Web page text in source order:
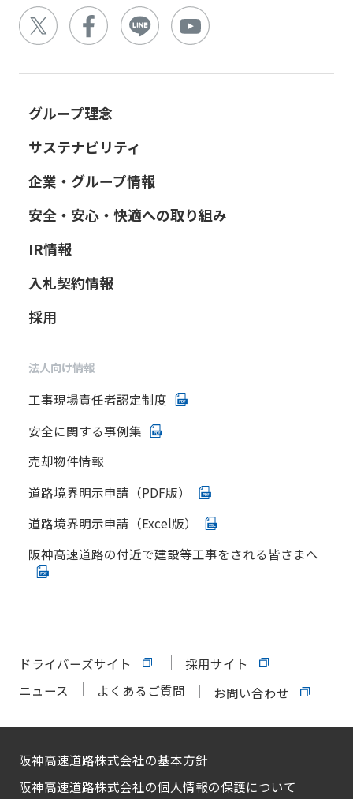
グループ理念
サステナビリティ
企業・グループ情報
安全・安心・快適への取り組み
IR情報
入札契約情報
採用
法人向け情報
工事現場責任者認定制度
安全に関する事例集
売却物件情報
道路境界明示申請（PDF版）
道路境界明示申請（Excel版）
阪神高速道路の付近で建設等工事をされる皆さまへ
ドライバーズサイト
採用サイト
ニュース
よくあるご質問 お問い合わせ
阪神高速道路株式会社の基本方針
阪神高速道路株式会社の個人情報の保護について